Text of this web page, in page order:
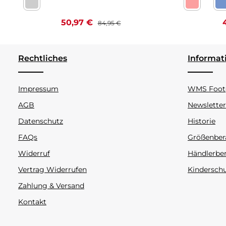
Nappa bianco Kaltfutter
Verkaufspreis:
50,97 € Regulärer Preis:
84,95 €
Celeste
Rechtliches
Impressum
AGB
Datenschutz
FAQs
Widerruf
Vertrag Widerrufen
Zahlung & Versand
Kontakt
WMS
Newsletter
Historie